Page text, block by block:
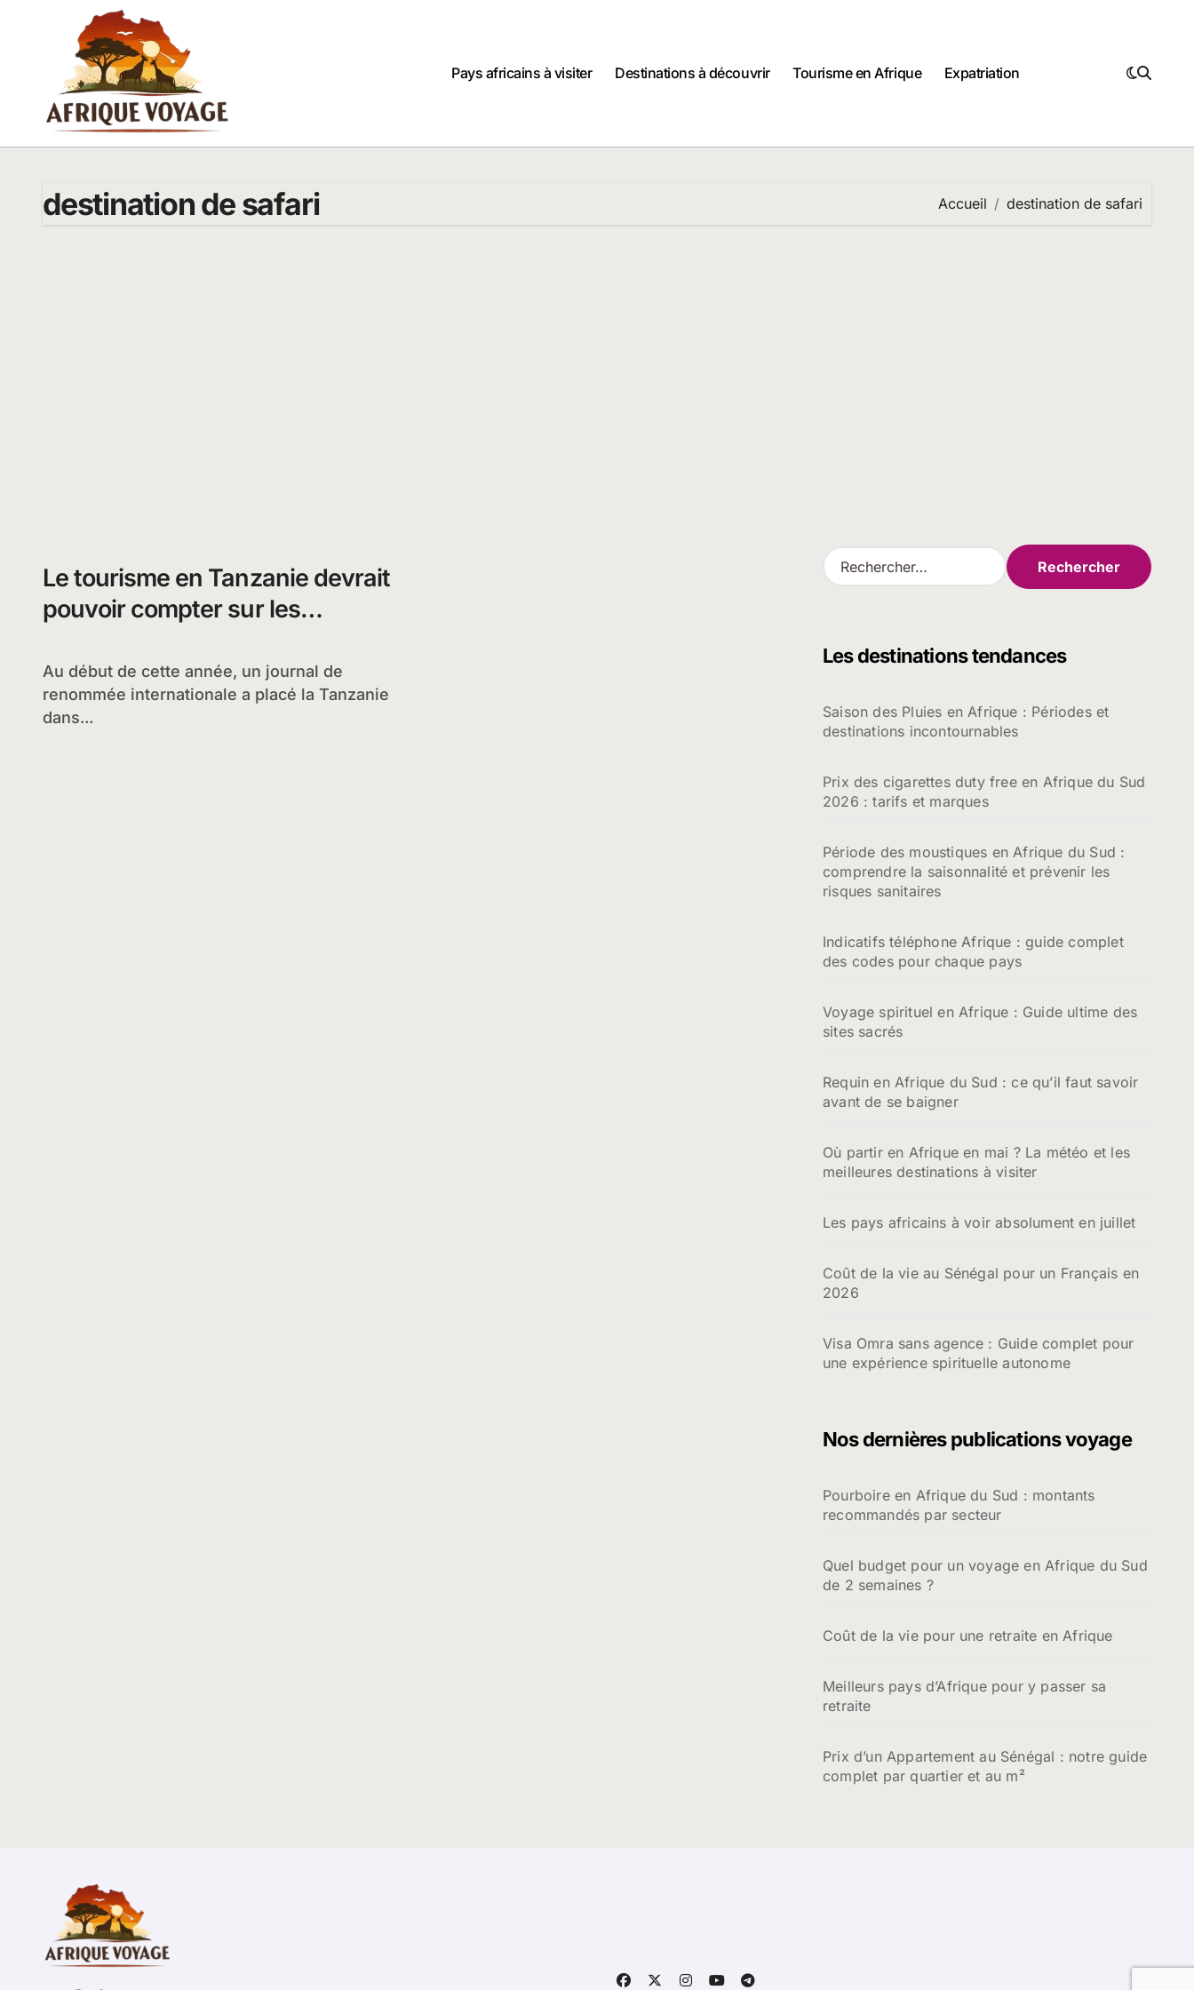
Pays africains à visiter
Destinations à découvrir Tourisme en Afrique Expatriation
destination de safari Accueil destination de safari
Le tourisme en Tanzanie devrait
pouvoir compter sur les
Au début de cette année, un journal de
renommée internationale a placé la Tanzanie
dans...
R
e
r
e
r
Les destinations tendances
Saison des Pluies en Afrique : Périodes et
destinations incontournables
Prix des cigarettes duty free en Afrique du Sud
2026 : tarifs et marques
Période des moustiques en Afrique du Sud :
comprendre la saisonnalité et prévenir les
risques sanitaires
Indicatifs téléphone Afrique : guide complet
des codes pour chaque pays
Voyage spirituel en Afrique : Guide ultime des
sites sacrés
Requin en Afrique du Sud : ce qu’il faut savoir
avant de se baigner
Où partir en Afrique en mai ? La météo et les
meilleures destinations à visiter
Les pays africains à voir absolument en juillet
Coût de la vie au Sénégal pour un Français en
2026
Visa Omra sans agence : Guide complet pour
une expérience spirituelle autonome
Nos dernières publications voyage
Pourboire en Afrique du Sud : montants
recommandés par secteur
Quel budget pour un voyage en Afrique du Sud
de 2 semaines ?
Coût de la vie pour une retraite en Afrique
Meilleurs pays d’Afrique pour y passer sa
retraite
Prix d’un Appartement au Sénégal : notre guide
complet par quartier et au m²